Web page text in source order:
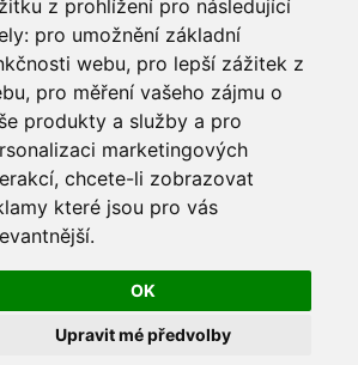
z prohlížení pro následující
pro umožnění základní
webu, pro lepší zážitek z
, pro měření vašeho zájmu o
produkty a služby a pro
marketingových
, chcete-li zobrazovat
které jsou pro vás
.
OK
Upravit mé předvolby
Školní jídelna
Lidická 9
Horka nad Moravou
783 35
Telefon: 601 537 678
nad Moravou, p.o.; Prohlášení o